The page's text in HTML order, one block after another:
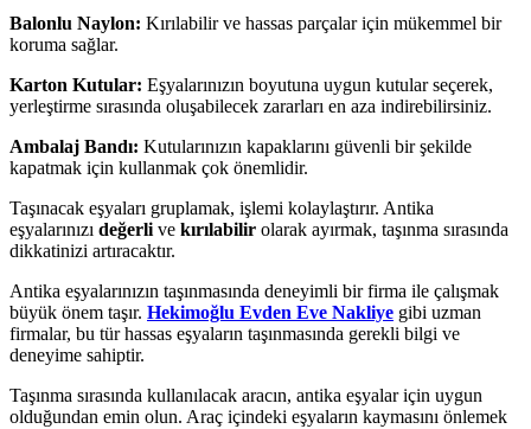
Balonlu Naylon: Kırılabilir ve hassas parçalar için mükemmel bir
koruma sağlar.
Karton Kutular: Eşyalarınızın boyutuna uygun kutular seçerek,
yerleştirme sırasında oluşabilecek zararları en aza indirebilirsiniz.
Ambalaj Bandı: Kutularınızın kapaklarını güvenli bir şekilde
kapatmak için kullanmak çok önemlidir.
Taşınacak eşyaları gruplamak, işlemi kolaylaştırır. Antika
eşyalarınızı değerli ve kırılabilir olarak ayırmak, taşınma sırasında
dikkatinizi artıracaktır.
Antika eşyalarınızın taşınmasında deneyimli bir firma ile çalışmak
büyük önem taşır. Hekimoğlu Evden Eve Nakliye gibi uzman
firmalar, bu tür hassas eşyaların taşınmasında gerekli bilgi ve
deneyime sahiptir.
Taşınma sırasında kullanılacak aracın, antika eşyalar için uygun
olduğundan emin olun. Araç içindeki eşyaların kaymasını önlemek